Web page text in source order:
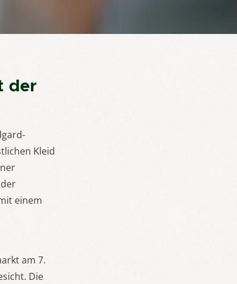
der
Kleid
einem
am 7.
Die